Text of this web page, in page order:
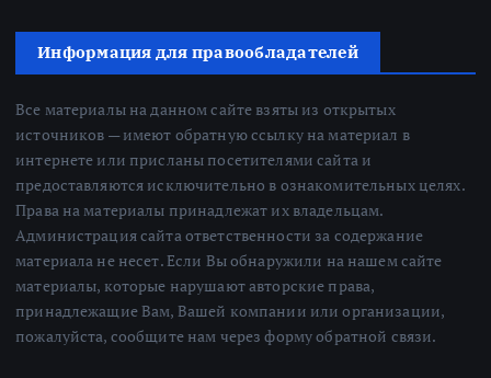
Информация для правообладателей
Все материалы на данном сайте взяты из открытых
источников — имеют обратную ссылку на материал в
интернете или присланы посетителями сайта и
предоставляются исключительно в ознакомительных целях.
Права на материалы принадлежат их владельцам.
Администрация сайта ответственности за содержание
материала не несет. Если Вы обнаружили на нашем сайте
материалы, которые нарушают авторские права,
принадлежащие Вам, Вашей компании или организации,
пожалуйста, сообщите нам через форму обратной связи.